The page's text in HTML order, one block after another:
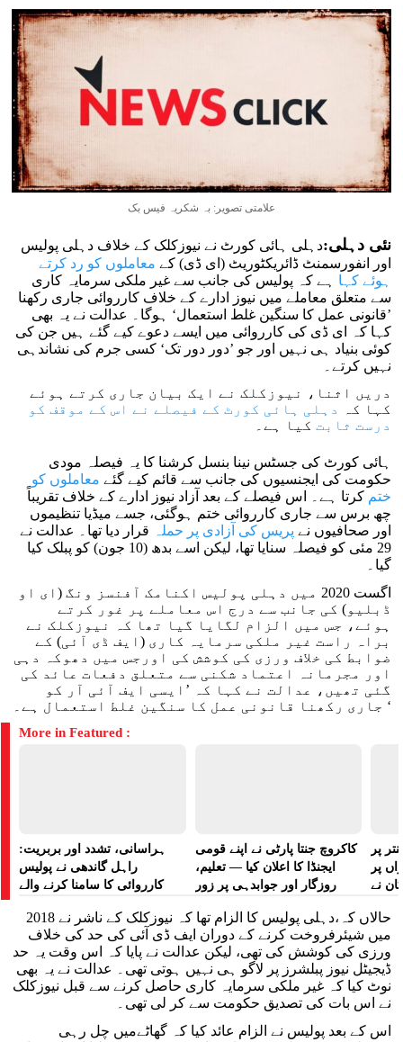
علامتی تصویر: بہ شکریہ فیس بک
نئی دہلی:دہلی ہائی کورٹ نے نیوزکلک کے خلاف دہلی پولیس
اور انفورسمنٹ ڈائریکٹوریٹ (ای ڈی) کے معاملوں کو رد کرتے
ہوئے کہا ہے کہ پولیس کی جانب سے غیر ملکی سرمایہ کاری
سے متعلق معاملے میں نیوز ادارے کے خلاف کارروائی جاری رکھنا
’قانونی عمل کا سنگین غلط استعمال‘ ہوگا۔ عدالت نے یہ بھی
کہا کہ ای ڈی کی کارروائی میں ایسے دعوے کیے گئے ہیں جن کی
کوئی بنیاد ہی نہیں اور جو ’دور دور تک‘ کسی جرم کی نشاندہی
نہیں کرتے۔
دریں اثنا، نیوزکلک نے ایک بیان جاری کرتے ہوئے
کہا کہ
دہلی ہائی کورٹ کے فیصلے نے اس کے موقف کو
درست ثابت کیا ہے۔
ہائی کورٹ کی جسٹس نینا بنسل کرشنا کا یہ فیصلہ مودی
حکومت کی ایجنسیوں کی جانب سے قائم کیے گئے معاملوں کو
ختم کرتا ہے۔ اس فیصلے کے بعد آزاد نیوز ادارے کے خلاف تقریباً
چھ برس سے جاری کارروائی ختم ہوگئی، جسے میڈیا تنظیموں
اور صحافیوں نے پریس کی آزادی پر حملہ
قرار دیا تھا۔ عدالت نے
29 مئی کو فیصلہ سنایا تھا، لیکن اسے بدھ (10 جون) کو پبلک کیا
گیا۔
اگست 2020 میں دہلی پولیس اکنامک آفنسز ونگ (ای او
ڈبلیو) کی جانب سے درج اس معاملے پر غور کرتے
ہوئے، جس میں الزام لگایا گیا تھا کہ نیوزکلک نے
براہ راست غیر ملکی سرمایہ کاری (ایف ڈی آئی) کے
ضوابط کی خلاف ورزی کی کوشش کی اورجس میں دھوکہ دہی
اور مجرمانہ اعتماد شکنی سے متعلق دفعات عائد کی
گئی تھیں، عدالت نے کہا کہ ’ایسی ایف آئی آر کو
جاری رکھنا قانونی عمل کا سنگین غلط استعمال ہے۔ ‘
More in Featured :
ہراسانی، تشدد اور بربریت:
راہل گاندھی نے پولیس
کارروائی کا سامنا کرنے والے
کاکروچ جنتا پارٹی نے اپنے قومی
ایجنڈا کا اعلان کیا — تعلیم،
روزگار اور جوابدہی پر زور
پر
پر
نے
حالاں کہ،دہلی پولیس کا الزام تھا کہ نیوزکلک کے ناشر نے 2018
میں شیئرفروخت کرنے کے دوران ایف ڈی آئی کی حد کی خلاف
ورزی کی کوشش کی تھی، لیکن عدالت نے پایا کہ اس وقت یہ حد
ڈیجیٹل نیوز پبلشرز پر لاگو ہی نہیں ہوتی تھی۔ عدالت نے یہ بھی
نوٹ کیا کہ غیر ملکی سرمایہ کاری حاصل کرنے سے قبل نیوزکلک
نے اس بات کی تصدیق حکومت سے کر لی تھی۔
اس کے بعد پولیس نے الزام عائد کیا کہ گھاٹےمیں چل رہی